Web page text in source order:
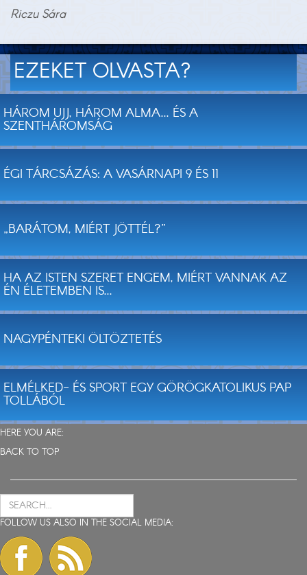
Riczu Sára
EZEKET OLVASTA?
HÁROM UJJ, HÁROM ALMA... ÉS A
SZENTHÁROMSÁG
ÉGI TÁRCSÁZÁS: A VASÁRNAPI 9 ÉS 11
„BARÁTOM, MIÉRT JÖTTÉL?”
HA AZ ISTEN SZERET ENGEM, MIÉRT VANNAK AZ
ÉN ÉLETEMBEN IS...
NAGYPÉNTEKI ÖLTÖZTETÉS
ELMÉLKED- ÉS SPORT EGY GÖRÖGKATOLIKUS PAP
TOLLÁBÓL
HERE YOU ARE:
BACK TO TOP
FOLLOW US ALSO IN THE SOCIAL MEDIA: